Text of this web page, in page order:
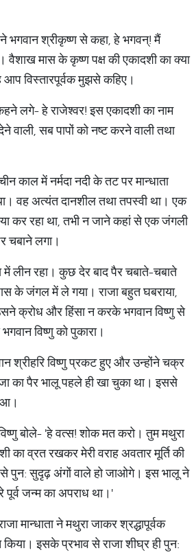
ने भगवान श्रीकृष्ण से कहा, हे भगवन्! मैं
मास के कृष्ण पक्ष की एकादशी का क्या
विस्तारपूर्वक मुझसे कहिए।
लगे- हे राजेश्वर! इस एकादशी का नाम
वाली, सब पापों को नष्ट करने वाली तथा
काल में नर्मदा नदी के तट पर मान्धाता
वह अत्यंत दानशील तथा तपस्वी था। एक
कर रहा था, तभी न जाने कहां से एक जंगली
चबाने लगा।
में लीन रहा। कुछ देर बाद पैर चबाते-चबाते
के जंगल में ले गया। राजा बहुत घबराया,
क्रोध और हिंसा न करके भगवान विष्णु से
विष्णु को पुकारा।
श्रीहरि विष्णु प्रकट हुए और उन्होंने चक्र
का पैर भालू पहले ही खा चुका था। इससे
बोले- 'हे वत्स! शोक मत करो। तुम मथुरा
का व्रत रखकर मेरी वराह अवतार मूर्ति की
पुन: सुदृढ़ अंगों वाले हो जाओगे। इस भालू ने
पूर्व जन्म का अपराध था।'
मान्धाता ने मथुरा जाकर श्रद्धापूर्वक
इसके प्रभाव से राजा शीघ्र ही पुन: